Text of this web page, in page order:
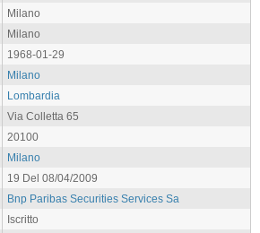
Milano
Milano
1968-01-29
Milano
Lombardia
Via Colletta 65
20100
Milano
19 Del 08/04/2009
Bnp Paribas Securities Services Sa
Iscritto